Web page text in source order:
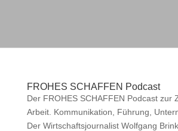
FROHES SCHAFFEN Podcast
Der FROHES SCHAFFEN Podcast zur
Arbeit. Kommunikation, Führung,
Der Wirtschaftsjournalist Wolfgang